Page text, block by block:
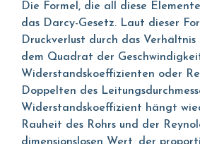
Die Formel, die all diese
das Darcy-Gesetz. Laut dieser
Druckverlust durch das Verhältnis
dem Quadrat der
Widerstandskoeffizienten oder
Doppelten des
Widerstandskoeffizient hängt
Rauheit des Rohrs und der